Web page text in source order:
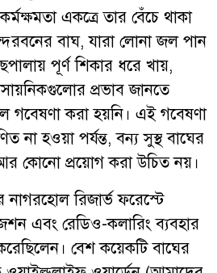
একত্রে তার বেঁচে থাকা
বাঘ, যারা লোনা জল পান
পূর্ণ শিকার ধরে খায়,
প্রভাব জানতে
গবেষণা করা হয়নি। এই গবেষণা
না হওয়া পর্যন্ত, বন্য সুস্থ বাঘের
কোনো প্রয়োগ করা উচিত নয়।
নাগরহোল রিজার্ভ ফরেস্টে
এবং রেডিও-কলারিং ব্যবহার
বেশ কয়েকটি বাঘের